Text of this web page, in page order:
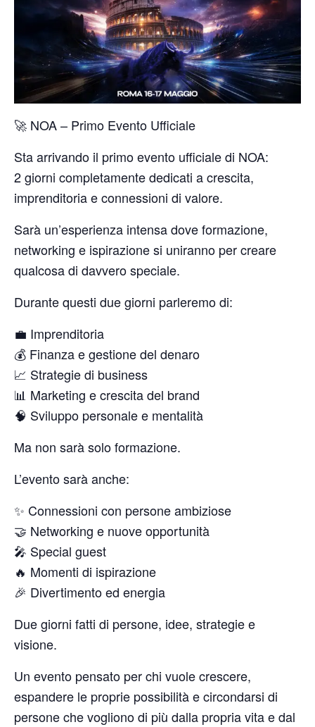
🚀 NOA – Primo Evento Ufficiale
Sta arrivando il primo evento ufficiale di NOA:
2 giorni completamente dedicati a crescita,
imprenditoria e connessioni di valore.
Sarà un’esperienza intensa dove formazione,
networking e ispirazione si uniranno per creare
qualcosa di davvero speciale.
Durante questi due giorni parleremo di:
💼 Imprenditoria
💰 Finanza e gestione del denaro
📈 Strategie di business
📊 Marketing e crescita del brand
🧠 Sviluppo personale e mentalità
Ma non sarà solo formazione.
L’evento sarà anche:
✨ Connessioni con persone ambiziose
🤝 Networking e nuove opportunità
🎤 Special guest
🔥 Momenti di ispirazione
🎉 Divertimento ed energia
Due giorni fatti di persone, idee, strategie e
visione.
Un evento pensato per chi vuole crescere,
espandere le proprie possibilità e circondarsi di
persone che vogliono di più dalla propria vita e dal